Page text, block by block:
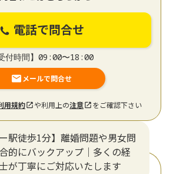
電話で問合せ
受付時間】09:00〜18:00
メールで問合せ
用規約 や利用上の注意 をご確認下さい
駅徒歩1分】離婚問題や男女問
的にバックアップ｜多くの経
が丁寧にご対応いたします